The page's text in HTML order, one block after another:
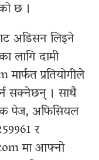
छ ।
अडिसन लिइने
लागि दामी
प्रतियोगीले
सक्नेछन् । साथै
पेज, अफिसियल
र
मा आफ्नो